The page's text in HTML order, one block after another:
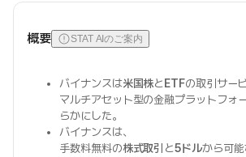
概要 STAT AIのご案内
バイナンスは米国株と ETFの取引サー
マルチアセット型の金融プラットフォ
らかにした。
バイナンスは、
手数料無料の株式取引 と5ドルから可